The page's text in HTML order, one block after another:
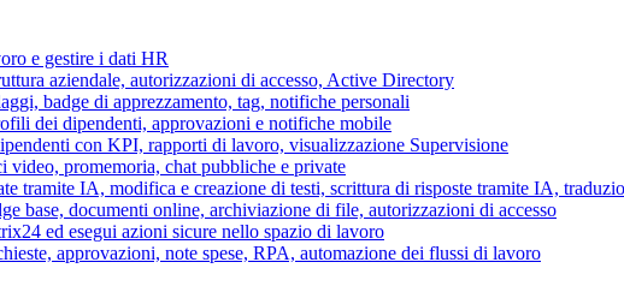
e gestire i dati HR
aziendale, autorizzazioni di accesso, Active Directory
badge di apprezzamento, tag, notifiche personali
dei dipendenti, approvazioni e notifiche mobile
con KPI, rapporti di lavoro, visualizzazione Supervisione
video, promemoria, chat pubbliche e private
tramite IA, modifica e creazione di testi, scrittura di risposte tramite IA,
base, documenti online, archiviazione di file, autorizzazioni di accesso
ed esegui azioni sicure nello spazio di lavoro
approvazioni, note spese, RPA, automazione dei flussi di lavoro